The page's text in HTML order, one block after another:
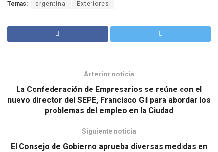
Temas: argentina Exteriores
Anterior noticia
La Confederación de Empresarios se reúne con el
nuevo director del SEPE, Francisco Gil para abordar los
problemas del empleo en la Ciudad
Siguiente noticia
El Consejo de Gobierno aprueba diversas medidas en